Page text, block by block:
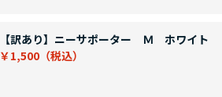
【訳あり】ニーサポーター Ｍ ホワイト
￥1,500